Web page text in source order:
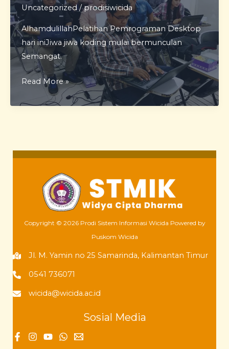
Uncategorized/prodisiwicida
AlhamdulillahPelatihan Pemrograman Desktop
hari iniJiwa jiwa koding mulai bermunculan
Semangat.
Pelatihan
Pemrograman
Desktop
Read More »
Copyright © 2026 Prodi Sistem Informasi Wicida Powered by
Puskom Wicida
Jl. M. Yamin no 25 Samarinda, Kalimantan Timur
0541 736071
wicida@wicida.ac.id
Sosial Media